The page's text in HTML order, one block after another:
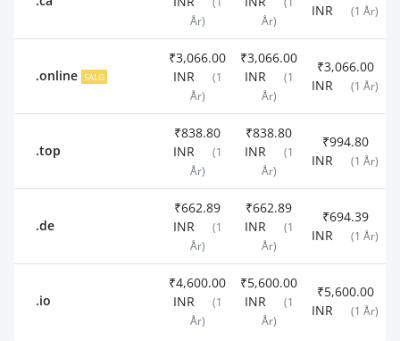
År)
År)
INR
(1 År)
.online SALG
₹3,066.00
INR
(1
År)
₹3,066.00
INR
(1
År)
₹3,066.00
INR
(1 År)
.top
₹838.80
INR
(1
År)
₹838.80
INR
(1
År)
₹994.80
INR
(1 År)
.de
₹662.89
INR
(1
År)
₹662.89
INR
(1
År)
₹694.39
INR
(1 År)
.io
₹4,600.00
INR
(1
År)
₹5,600.00
INR
(1
År)
₹5,600.00
INR
(1 År)